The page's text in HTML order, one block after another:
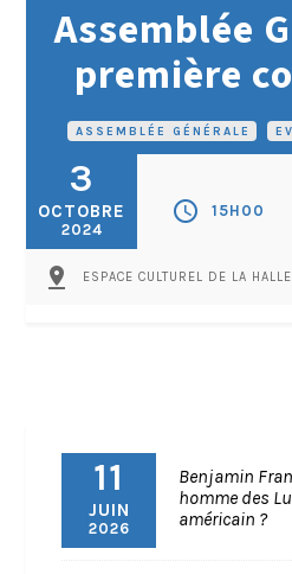
ASSEMBLÉE GÉNÉRALE
Assemblée
première
3
OCTOBRE
2024
schedule 15H00
pin_drop ESPACE CULTUREL DE LA HALLE
11
JUIN
2026
Benjamin
homme des
américain ?